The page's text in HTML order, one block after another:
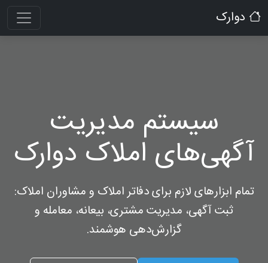
دوارک
سیستم مدیریت
آگهی‌های املاک دوارک
تمام ابزارهای لازم برای دفاتر املاک و مشاوران املاک:
ثبت آگهی، مدیریت مشتری، بیعانه، معامله و
گزارش‌دهی هوشمند.